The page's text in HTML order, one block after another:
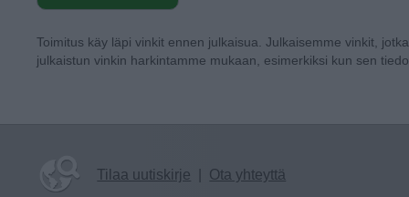
Toimitus käy läpi vinkit ennen julkaisua. Julkaisemme vinkit,
julkaistun vinkin harkintamme mukaan, esimerkiksi kun sen
Tilaa uutiskirje Ota yhteyttä